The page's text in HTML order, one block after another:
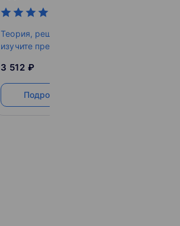
Теория, решение задач и эксперименты —
изучите предмет и удивляйте окружающих
3 512 ₽
Подробнее